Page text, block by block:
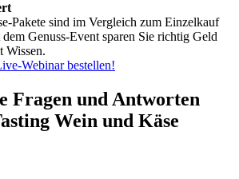
Pakete sind im Vergleich zum Einzelkauf
Genuss-Event sparen Sie richtig Geld
Wissen.
Webinar bestellen!
Fragen und Antworten
Wein und Käse